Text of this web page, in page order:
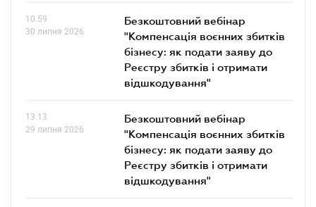
10.59
30 липня 2026
Безкоштовний вебінар
"Компенсація воєнних збитків
бізнесу: як подати заяву до
Реєстру збитків і отримати
відшкодування"
13.13
29 липня 2026
Безкоштовний вебінар
"Компенсація воєнних збитків
бізнесу: як подати заяву до
Реєстру збитків і отримати
відшкодування"